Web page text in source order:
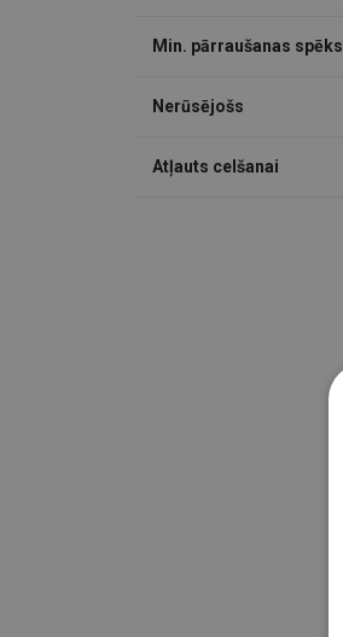
Min. pārraušanas spēks
Nerūsējošs
Atļauts celšanai